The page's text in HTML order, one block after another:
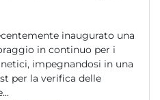
inaugurato una
in continuo per i
impegnandosi in una
per la verifica delle